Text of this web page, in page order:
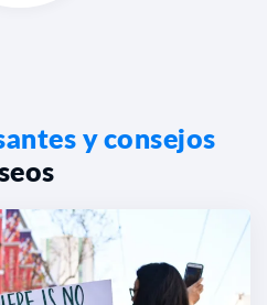
y consejos